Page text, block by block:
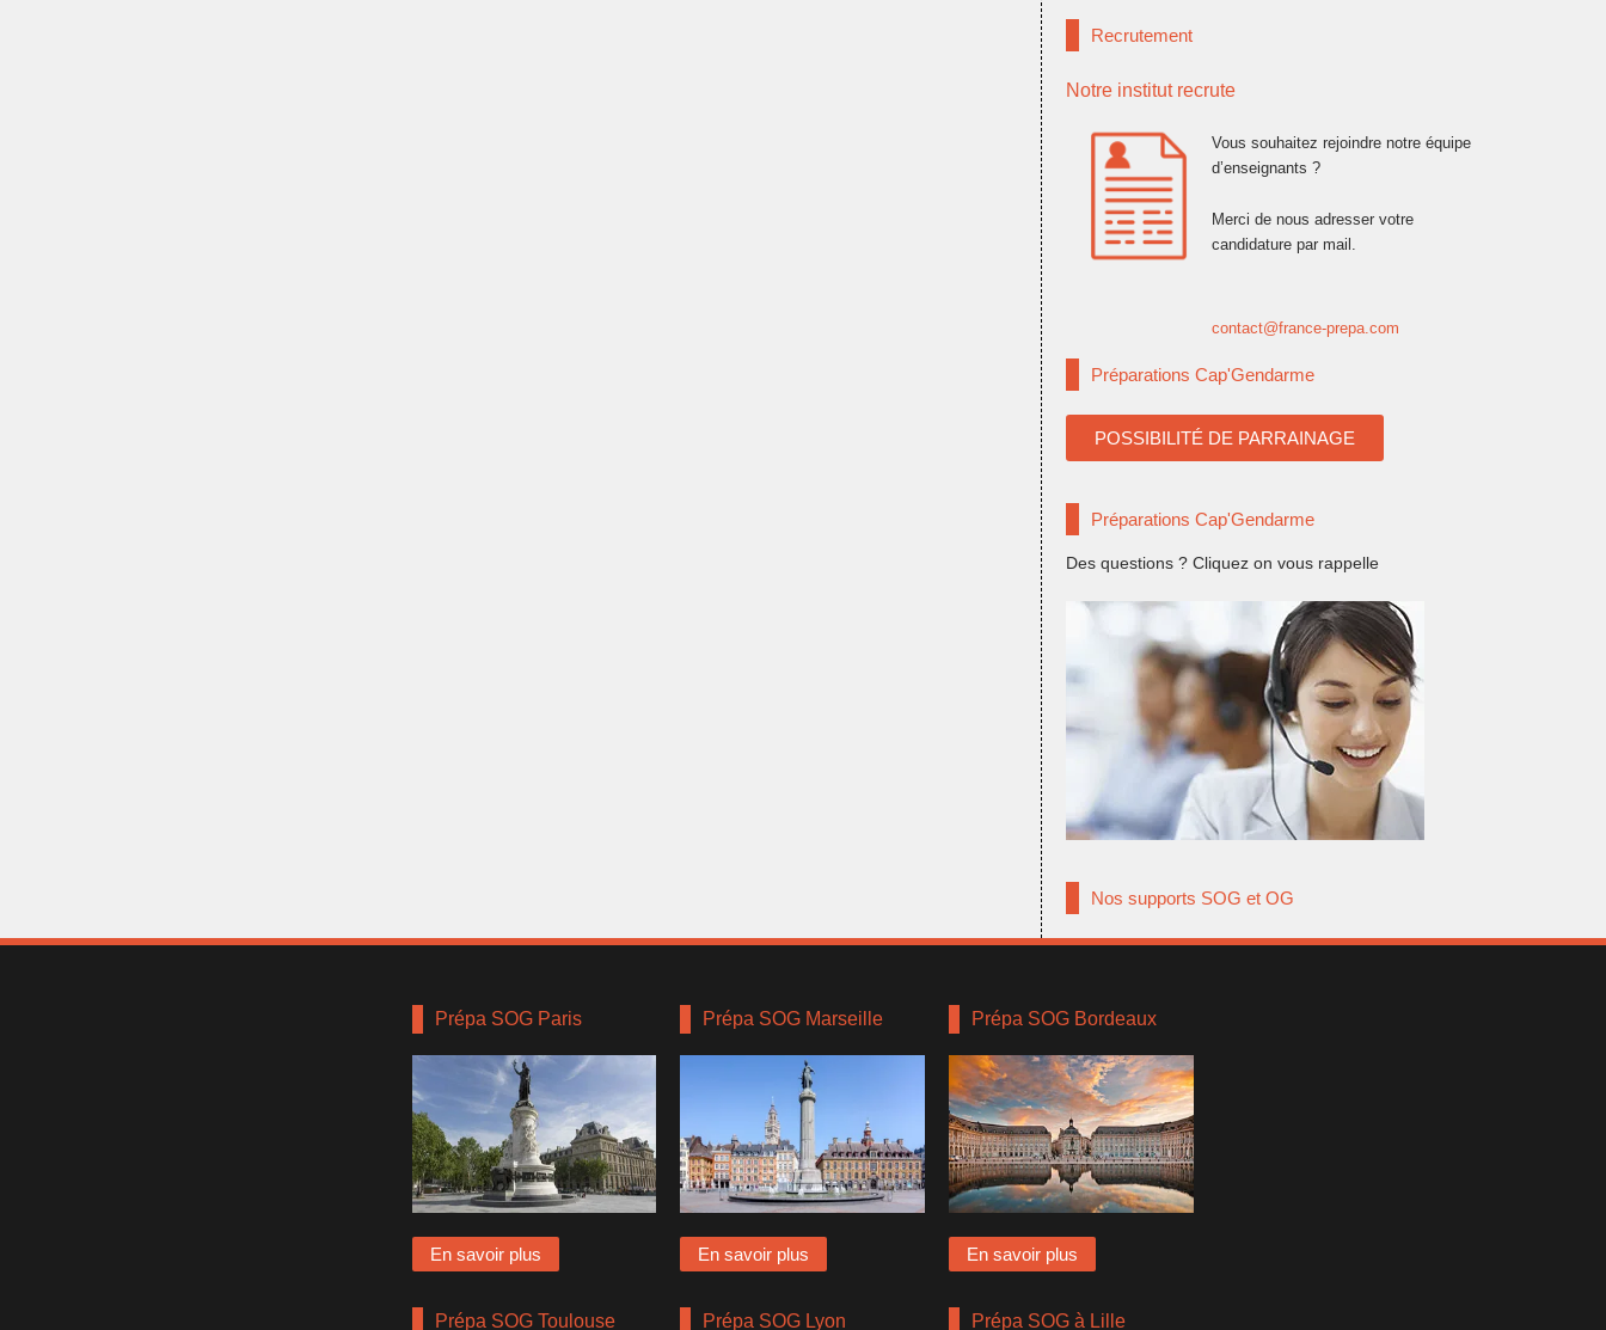
Recrutement
Notre institut recrute
Vous souhaitez rejoindre notre équipe
d’enseignants ?
Merci de nous adresser votre
candidature par mail.
contact@france-prepa.com
Préparations Cap'Gendarme
POSSIBILITÉ DE PARRAINAGE
Préparations Cap'Gendarme
Des questions ? Cliquez on vous rappelle
Nos supports SOG et OG
Prépa SOG Paris
En savoir plus
Prépa SOG Marseille
En savoir plus
Prépa SOG Bordeaux
En savoir plus
Prépa SOG Toulouse Prépa SOG Lyon Prépa SOG à Lille